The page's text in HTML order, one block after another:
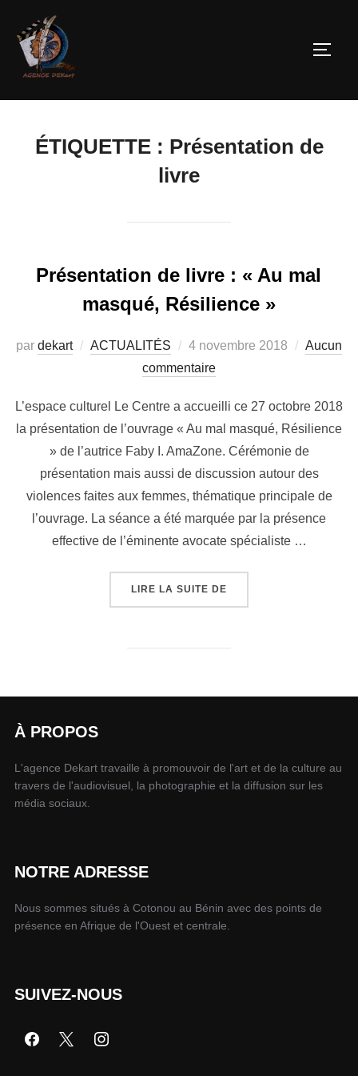
ÉTIQUETTE : Présentation de
livre
Présentation de livre : « Au mal
masqué, Résilience »
par dekart ACTUALITÉS 4 novembre 2018
Aucun
commentaire
L’espace culturel Le Centre a accueilli ce 27 octobre 2018
la présentation de l’ouvrage « Au mal masqué, Résilience
» de l’autrice Faby I. AmaZone. Cérémonie de
présentation mais aussi de discussion autour des
violences faites aux femmes, thématique principale de
l’ouvrage. La séance a été marquée par la présence
effective de l’éminente avocate spécialiste …
LIRE LA SUITE DE
À PROPOS
L'agence Dekart travaille à promouvoir de l'art et de la culture au
travers de l'audiovisuel, la photographie et la diffusion sur les
média sociaux.
NOTRE ADRESSE
Nous sommes situés à Cotonou au Bénin avec des points de
présence en Afrique de l'Ouest et centrale.
SUIVEZ-NOUS